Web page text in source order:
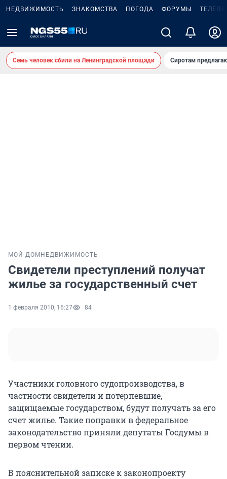
НЕДВИЖИМОСТЬ ЗНАКОМСТВА ПОГОДА ФОРУМЫ
Семь человек сбили на Ленинградской площади Сиротам
МОЙ ДОМ НЕДВИЖИМОСТЬ
Свидетели преступлений получат
жилье за государственный счет
1 февраля 2010, 16:27 84
Участники головного судопроизводства, в
частности свидетели и потерпевшие,
защищаемые государством, будут получать за его
счет жилье. Такие поправки в федеральное
законодательство приняли депутаты Госдумы в
первом чтении.
В пояснительной записке к законопроекту